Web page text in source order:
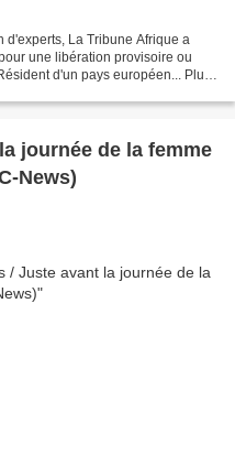
d'experts, La Tribune Afrique a
une libération provisoire ou
d'un pays européen... Plus
journée de la femme
News)